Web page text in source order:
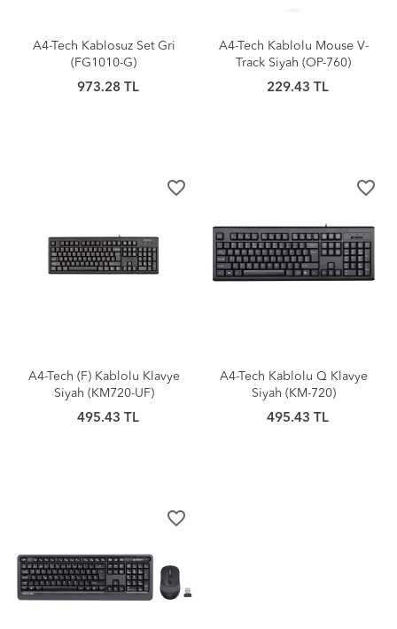
A4-Tech Kablosuz Set Gri
(FG1010-G)
973.28 TL
A4-Tech Kablolu Mouse V-
Track Siyah (OP-760)
229.43 TL
favorite_border
A4-Tech (F) Kablolu Klavye
Siyah (KM720-UF)
495.43 TL
favorite_border
A4-Tech Kablolu Q Klavye
Siyah (KM-720)
495.43 TL
favorite_border